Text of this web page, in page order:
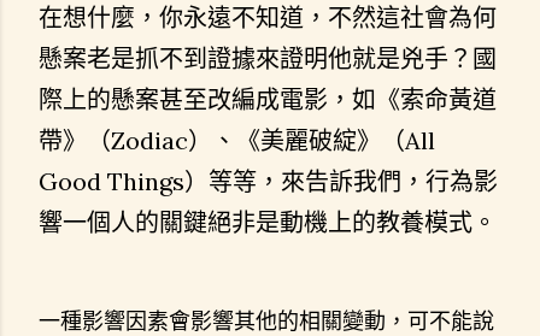
在想什麼，你永遠不知道，不然這社會為何
懸案老是抓不到證據來證明他就是兇手？國
際上的懸案甚至改編成電影，如《索命黃道
帶》（Zodiac）、《美麗破綻》（All
Good Things）等等，來告訴我們，行為影
響一個人的關鍵絕非是動機上的教養模式。
一種影響因素會影響其他的相關變動，可不能說